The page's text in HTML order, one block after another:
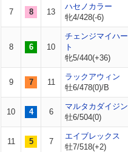
7 8 13
ハセノカラー
牝4/428(-6)
8 6 10
チェンジマイハー
ト
牝5/440(+36)
9 7 11
ラックアウィン
牡6/478(0)/B
10 4 6
マルタカダイジン
牡6/504(0)
11 5 7
エイブレックス
牡7/518(+2)